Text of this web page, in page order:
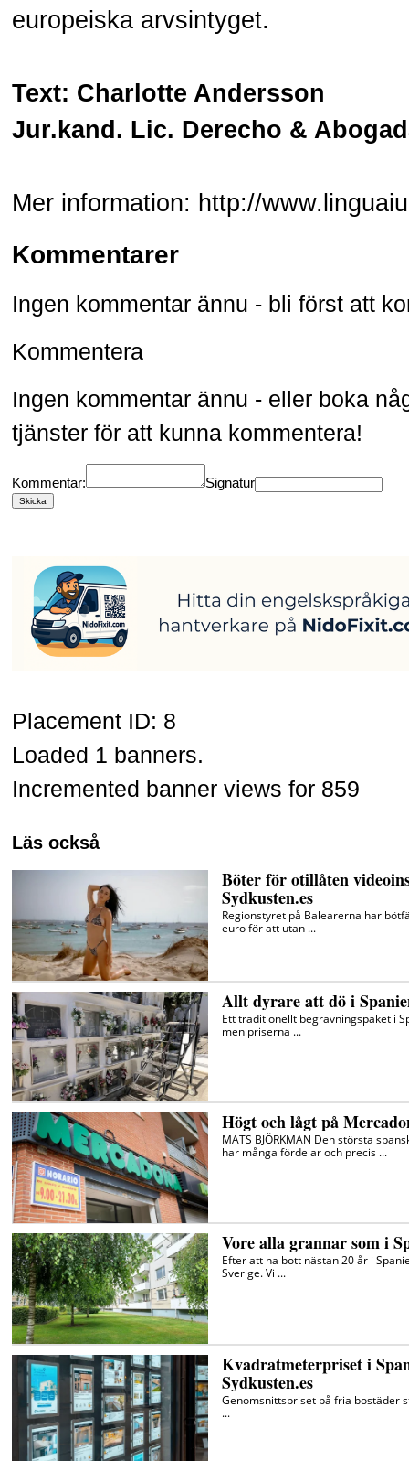
europeiska arvsintyget.
Text: Charlotte Andersson
Jur.kand. Lic. Derecho &
Mer information: http://
Kommentarer
Ingen kommentar ännu - bli först att
Kommentera
Ingen kommentar ännu - eller boka
tjänster för att kunna kommentera!
Kommentar: Signatur
Placement ID: 8
Loaded 1 banners.
Incremented banner views for 859